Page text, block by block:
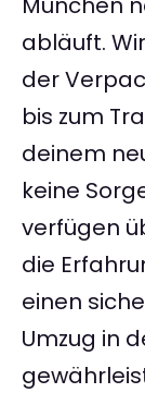
abläuft.
der
bis zum
deinem
keine
verfügen
die
einen
Umzug in